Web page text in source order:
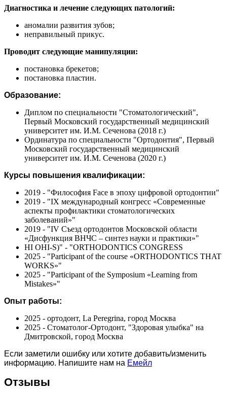
Диагностика и лечение следующих патологий:
аномалии развития зубов;
неправильный прикус.
Проводит следующие манипуляции:
постановка брекетов;
постановка пластин.
Образование:
Диплом по специальности "Стоматологический",
Первый Московский государственный медицинский
университет им. И.М. Сеченова (2018 г.)
Ординатура по специальности "Ортодонтия", Первый
Московский государственный медицинский
университет им. И.М. Сеченова (2020 г.)
Курсы повышения квалификации:
2019 - "Философия Face в эпоху цифровой ортодонтии"
2019 - "IX международный конгресс «Современные
аспекты профилактики стоматологических
заболеваний»"
2019 - "IV Съезд ортодонтов Московской области
«Дисфункция ВНЧС – синтез науки и практики»"
HI OHI-S)" - "ORTHODONTICS CONGRESS
2025 - "Participant of the course «ORTHODONTICS THAT
WORKS»"
2025 - "Participant of the Symposium «Learning from
Mistakes»"
Опыт работы:
2025 - ортодонт, La Peregrina, город Москва
2025 - Стоматолог-Ортодонт, "Здоровая улыбка" на
Дмитровской, город Москва
Если заметили ошибку или хотите добавить/изменить
информацию. Напишите нам на Емейл
Отзывы